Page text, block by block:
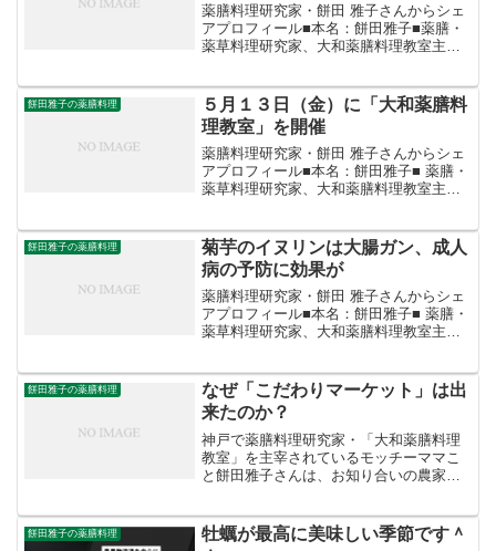
薬膳料理研究家・餅田 雅子さんからシェ
アプロフィール■本名：餅田雅子■薬膳・
薬草料理研究家、大和薬膳料理教室主
味噌カレーを開発、農家起業グループの
ネット販売受託、各地の...
餅田雅子の薬膳料理
５月１３日（金）に「大和薬膳料
理教室」を開催
薬膳料理研究家・餅田 雅子さんからシェ
アプロフィール■本名：餅田雅子■ 薬膳・
薬草料理研究家、大和薬膳料理教室主
味噌カレーを開発、農家起業グループの
ネット販売受託、各地...
餅田雅子の薬膳料理
菊芋のイヌリンは大腸ガン、成人
病の予防に効果が
薬膳料理研究家・餅田 雅子さんからシェ
アプロフィール■本名：餅田雅子■ 薬膳・
薬草料理研究家、大和薬膳料理教室主
味噌カレーを開発、農家起業グループの
ネット販売受託、各地...
餅田雅子の薬膳料理
なぜ「こだわりマーケット」は出
来たのか？
神戸で薬膳料理研究家・「大和薬膳料理
教室」を主宰されているモッチーママこ
と餅田雅子さんは、お知り合いの農家の
た。あるとき奥さんから「私たちは生産
に関しては自信があり...
餅田雅子の薬膳料理
牡蠣が最高に美味しい季節です＾